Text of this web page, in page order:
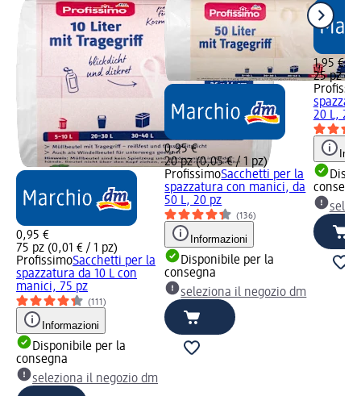
0,95 €
75 pz (0,01 € / 1 pz)
ProfissimoSacchetti per la
spazzatura da 10 L con
manici, 75 pz
(111)
Informazioni
Disponibile per la
consegna
seleziona il negozio dm
0,95 €
20 pz (0,05 € / 1 pz)
ProfissimoSacchetti per la
spazzatura con manici, da
50 L, 20 pz
(136)
Informazioni
Disponibile per la
consegna
seleziona il negozio dm
1,95 €
25 pz
20 L, 25